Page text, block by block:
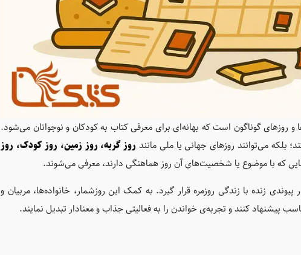
روزهای گوناگون است که بهانه‌ای برای معرفی کتاب به کودکان و نوجوانان می‌شود.
بلکه می‌توانند روزهای جهانی یا ملی مانند روز گربه، روز زمین، روز کودک، روز
که با موضوع یا شخصیت‌های آن روز هماهنگی دارند، معرفی می‌شوند.
زنده با زندگی روزمره قرار گیرد. به کمک این روزشمار، خانواده‌ها، مربیان و
پیشنهاد کنند و تجربه‌ی خواندن را به فعالیتی جذاب و معنادار تبدیل نمایند.